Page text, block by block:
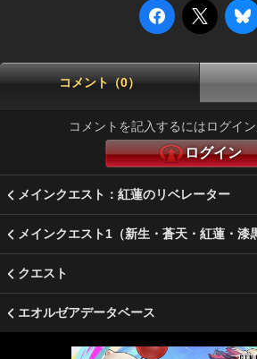
コメント（0）
コメントを記入するにはログイン
ログイン
メインクエスト：紅蓮のリベレーター
メインクエスト1（新生・蒼天・紅蓮・漆
クエスト
エオルゼアデータベース